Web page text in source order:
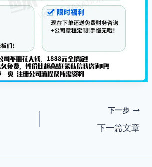
下一步
下一篇文章